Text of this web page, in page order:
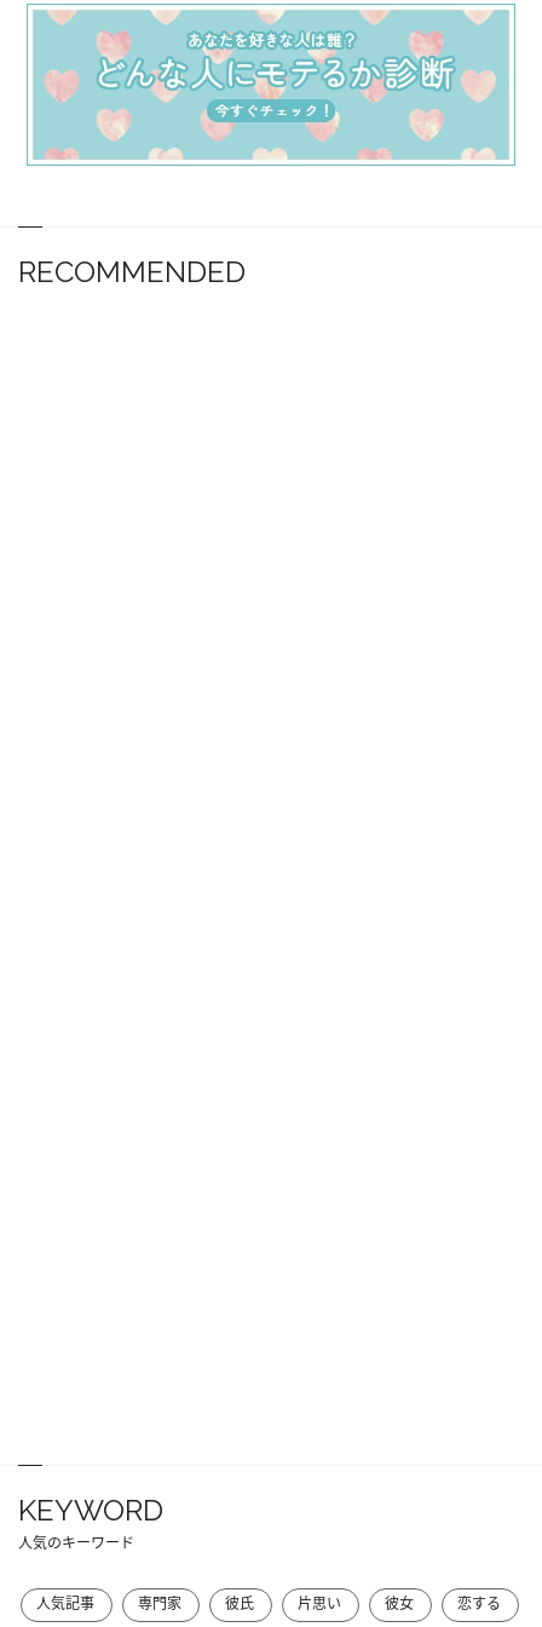
RECOMMENDED
KEYWORD
人気のキーワード
人気記事 専門家 彼氏 片思い 彼女 恋する